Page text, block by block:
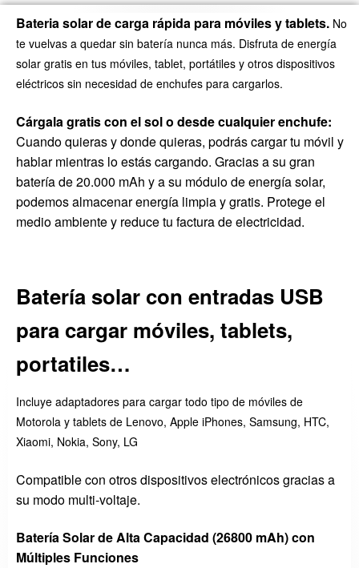
Bateria solar de carga rápida para móviles y tablets. No
te vuelvas a quedar sin batería nunca más. Disfruta de energía
solar gratis en tus móviles, tablet, portátiles y otros dispositivos
eléctricos sin necesidad de enchufes para cargarlos.
Cárgalagratis con el sol o desde cualquier enchufe:
Cuando quieras y donde quieras, podrás cargar tu móvil y
hablar mientras lo estás cargando. Gracias a su gran
batería de 20.000 mAh y a su módulo de energía solar,
podemos almacenar energía limpia y gratis. Protege el
medio ambiente y reduce tu factura de electricidad.
Batería solar con entradas USB
para cargar móviles, tablets,
portatiles…
Incluye adaptadores para cargar todo tipo de móviles de
Motorola y tablets de Lenovo, Apple iPhones, Samsung, HTC,
Xiaomi, Nokia, Sony, LG
Compatible con otros dispositivos electrónicos gracias a
su modo multi-voltaje.
Batería Solar de Alta Capacidad (26800 mAh) con
Múltiples Funciones